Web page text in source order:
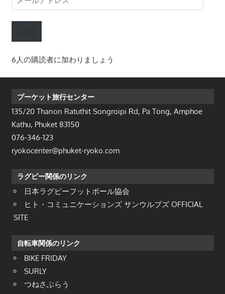
ー
ル
レ
ス
6人の購読者に加わりましょう
プーケット旅行センター
135/20 Thanon Ratuthit Songroipi Rd, Pa Tong, Amphoe
Kathu, Phuket 83150
076-346-123
ryokocenter@phuket-ryoko.com
ラグビー関係のリンク
日本ラグビーフットボール協会
ヒト・コミュニケーションズ サンウルブズ OFFICIAL
SITE
自転車関係のリンク
BIKE FRIDAY
SURLY
つねさぶらう